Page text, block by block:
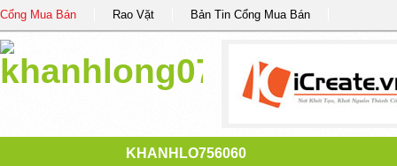
Cổng Mua Bán Rao Vặt Bản Tin Cổng Mua Bán
KHANHLO756060